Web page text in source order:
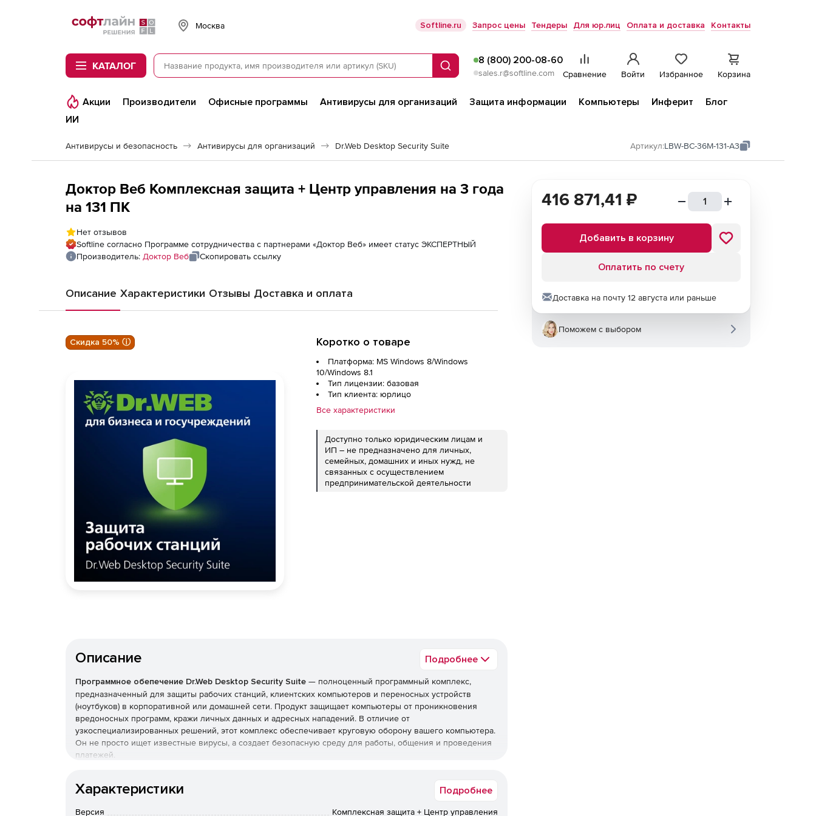
Softline
Москва Softline.ru Запрос цены Тендеры Для юр.лиц Оплата и доставка Контакты
КАТАЛОГ Поиск
8 (800) 200-08-60
sales.r@softline.com Сравнение Войти Избранное Корзина
Акции Производители Офисные программы Антивирусы для организаций Защита информации Компьютеры Инферит
Блог
ИИ
Антивирусы и безопасность Антивирусы для организаций Dr.Web Desktop Security Suite Артикул:LBW-BC-36M-131-A3
Доктор Веб Комплексная защита + Центр управления на 3 года
на 131 ПК
Нет отзывов
Softline согласно Программе сотрудничества с партнерами «Доктор Веб» имеет статус ЭКСПЕРТНЫЙ
Производитель: Доктор Веб Скопировать ссылку
Описание Характеристики Отзывы Доставка и оплата
Скидка 50% ⓘ Коротко о товаре
Платформа: MS Windows 8/Windows
10/Windows 8.1
Тип лицензии: базовая
Тип клиента: юрлицо
Все характеристики
Доступно только юридическим лицам и
ИП – не предназначено для личных,
семейных, домашних и иных нужд, не
связанных с осуществлением
предпринимательской деятельности
Описание Подробнее
Программное обепечение Dr.Web Desktop Security Suite — полноценный программный комплекс,
предназначенный для защиты рабочих станций, клиентских компьютеров и переносных устройств
(ноутбуков) в корпоративной или домашней сети. Продукт защищает компьютеры от проникновения
вредоносных программ, кражи личных данных и адресных нападений. В отличие от
узкоспециализированных решений, этот комплекс обеспечивает круговую оборону вашего компьютера.
Он не просто ищет известные вирусы, а создает безопасную среду для работы, общения и проведения
платежей.
Преимущества Dr.Web Desktop Security Suite
Наличие сертификатов
Характеристики Подробнее
Версия Комплексная защита + Центр управления
416 871,41 ₽
Добавить в корзину
Оплатить по счету
Доставка на почту 12 августа или раньше
Поможем с выбором